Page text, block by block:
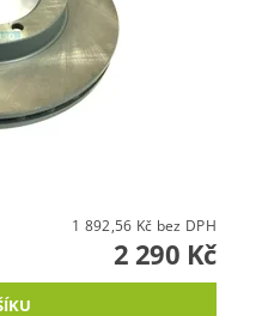
1 892,56 Kč bez DPH
2 290 Kč